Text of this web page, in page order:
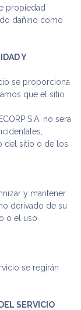
propiedad
dañino como
Y
se proporciona
que el sitio
S.A. no será
del sitio o de los
y mantener
derivado de su
o el uso
se regirán
SERVICIO